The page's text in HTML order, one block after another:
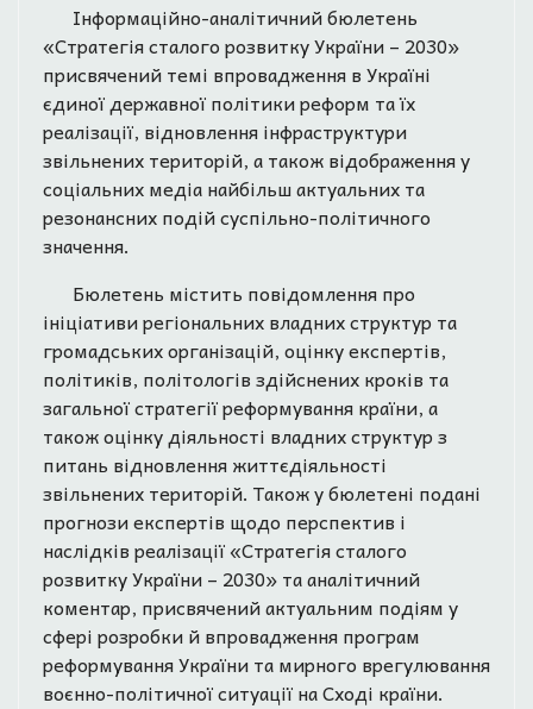
Інформаційно-аналітичний бюлетень
«Стратегія сталого розвитку України – 2030»
присвячений темі впровадження в Україні
єдиної державної політики реформ та їх
реалізації, відновлення інфраструктури
звільнених територій, а також відображення у
соціальних медіа найбільш актуальних та
резонансних подій суспільно-політичного
значення.
Бюлетень містить повідомлення про
ініціативи регіональних владних структур та
громадських організацій, оцінку експертів,
політиків, політологів здійснених кроків та
загальної стратегії реформування країни, а
також оцінку діяльності владних структур з
питань відновлення життєдіяльності
звільнених територій. Також у бюлетені подані
прогнози експертів щодо перспектив і
наслідків реалізації «Стратегія сталого
розвитку України – 2030» та аналітичний
коментар, присвячений актуальним подіям у
сфері розробки й впровадження програм
реформування України та мирного врегулювання
воєнно-політичної ситуації на Сході країни.